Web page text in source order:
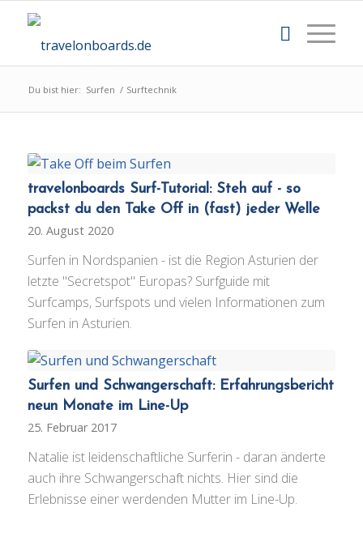
Du bist hier: Surfen / Surftechnik
travelonboards Surf-Tutorial: Steh auf - so
packst du den Take Off in (fast) jeder Welle
20. August 2020
Surfen in Nordspanien - ist die Region Asturien der
letzte "Secretspot" Europas? Surfguide mit
Surfcamps, Surfspots und vielen Informationen zum
Surfen in Asturien.
Surfen und Schwangerschaft: Erfahrungsbericht
neun Monate im Line-Up
25. Februar 2017
Natalie ist leidenschaftliche Surferin - daran änderte
auch ihre Schwangerschaft nichts. Hier sind die
Erlebnisse einer werdenden Mutter im Line-Up.